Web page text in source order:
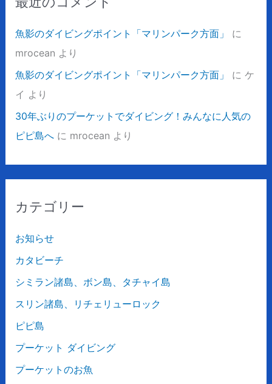
魚影のダイビングポイント「マリンパーク方面」
に
mrocean より
魚影のダイビングポイント「マリンパーク方面」
に ケ
イ より
30年ぶりのプーケットでダイビング！みんなに人気の
ピピ島へに mrocean より
カテゴリー
お知らせ
カタビーチ
シミラン諸島、ボン島、タチャイ島
スリン諸島、リチェリューロック
ピピ島
プーケット ダイビング
プーケットのお魚